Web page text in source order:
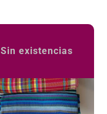
Sin existencias